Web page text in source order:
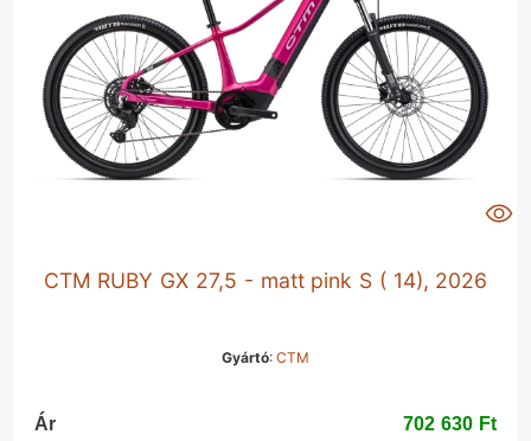
CTM RUBY GX 27,5 - matt pink S ( 14), 2026
Gyártó:CTM
Ár 702 630 Ft‎